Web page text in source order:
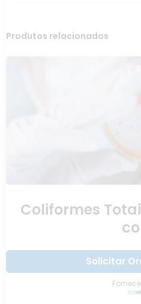
Produtos relacionados
Coliformes
Solicitar